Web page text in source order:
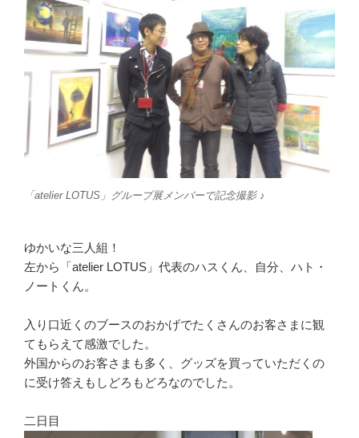
「atelier LOTUS」グループ展メンバーで記念撮影 ♪
ゆかいな三人組！
左から「atelier LOTUS」代表のハスくん、自分、ハト・
ノートくん。
入り口近くのブースのおかげでたくさんのお客さまに観
てもらえて感激でした。
外国からのお客さまも多く、グッズを買っていただくの
に受け答えもしどろもどろなのでした。
二日目